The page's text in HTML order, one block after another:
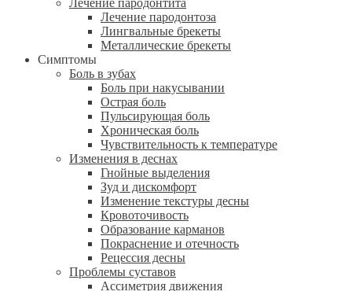
Лечение пародонтита
Лечение пародонтоза
Лингвальные брекеты
Металлические брекеты
Симптомы
Боль в зубах
Боль при накусывании
Острая боль
Пульсирующая боль
Хроническая боль
Чувствительность к температуре
Изменения в деснах
Гнойные выделения
Зуд и дискомфорт
Изменение текстуры десны
Кровоточивость
Образование карманов
Покраснение и отечность
Рецессия десны
Проблемы суставов
Ассиметрия движения